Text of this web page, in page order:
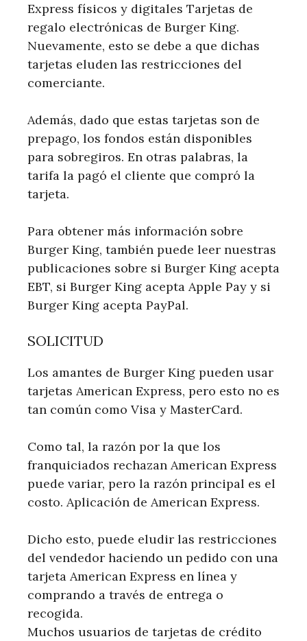
Express físicos y digitales Tarjetas de
regalo electrónicas de Burger King.
Nuevamente, esto se debe a que dichas
tarjetas eluden las restricciones del
comerciante.
Además, dado que estas tarjetas son de
prepago, los fondos están disponibles
para sobregiros. En otras palabras, la
tarifa la pagó el cliente que compró la
tarjeta.
Para obtener más información sobre
Burger King, también puede leer nuestras
publicaciones sobre si Burger King acepta
EBT, si Burger King acepta Apple Pay y si
Burger King acepta PayPal.
SOLICITUD
Los amantes de Burger King pueden usar
tarjetas American Express, pero esto no es
tan común como Visa y MasterCard.
Como tal, la razón por la que los
franquiciados rechazan American Express
puede variar, pero la razón principal es el
costo. Aplicación de American Express.
Dicho esto, puede eludir las restricciones
del vendedor haciendo un pedido con una
tarjeta American Express en línea y
comprando a través de entrega o
recogida.
Muchos usuarios de tarjetas de crédito